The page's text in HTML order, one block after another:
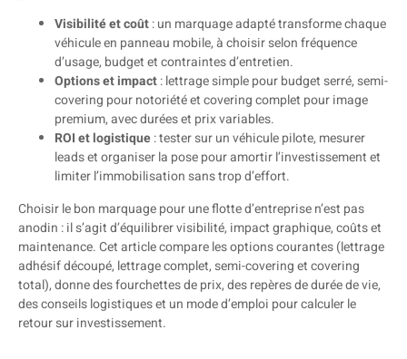
Visibilité et coût: un marquage adapté transforme chaque
véhicule en panneau mobile, à choisir selon fréquence
d’usage, budget et contraintes d’entretien.
Options et impact: lettrage simple pour budget serré, semi-
covering pour notoriété et covering complet pour image
premium, avec durées et prix variables.
ROI et logistique: tester sur un véhicule pilote, mesurer
leads et organiser la pose pour amortir l’investissement et
limiter l’immobilisation sans trop d’effort.
Choisir le bon marquage pour une flotte d’entreprise n’est pas
anodin : il s’agit d’équilibrer visibilité, impact graphique, coûts et
maintenance. Cet article compare les options courantes (lettrage
adhésif découpé, lettrage complet, semi-covering et covering
total), donne des fourchettes de prix, des repères de durée de vie,
des conseils logistiques et un mode d’emploi pour calculer le
retour sur investissement.